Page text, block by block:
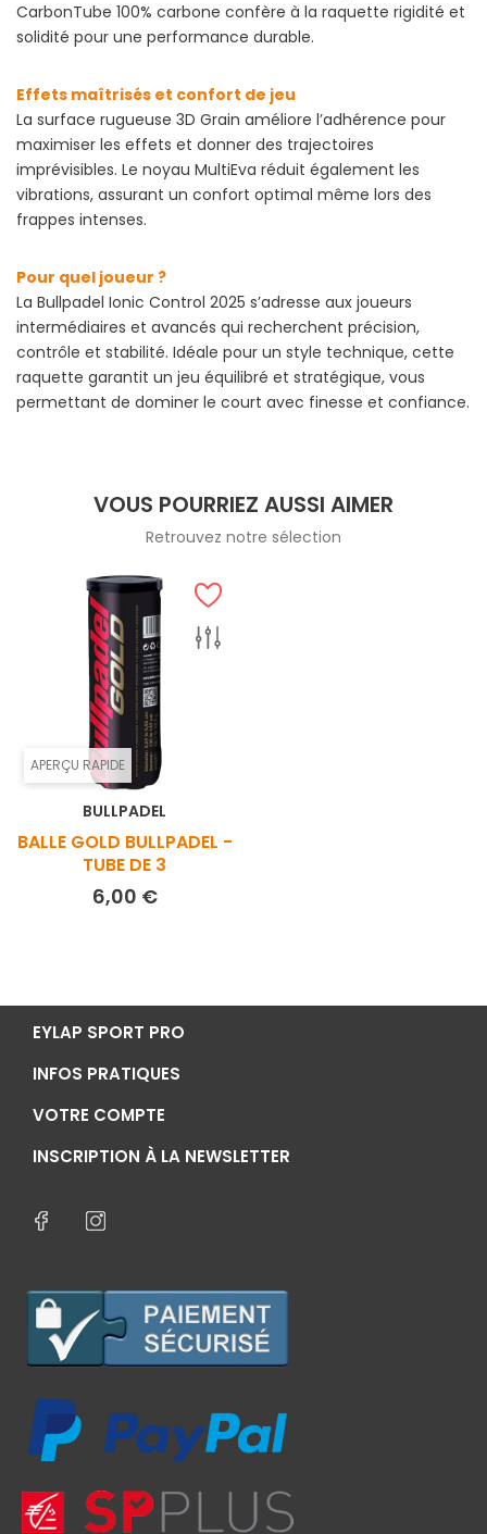
CarbonTube 100% carbone confère à la raquette rigidité et
solidité pour une performance durable.
Effets maîtrisés et confort de jeu
La surface rugueuse 3D Grain améliore l’adhérence pour
maximiser les effets et donner des trajectoires
imprévisibles. Le noyau MultiEva réduit également les
vibrations, assurant un confort optimal même lors des
frappes intenses.
Pour quel joueur ?
La Bullpadel Ionic Control 2025 s’adresse aux joueurs
intermédiaires et avancés qui recherchent précision,
contrôle et stabilité. Idéale pour un style technique, cette
raquette garantit un jeu équilibré et stratégique, vous
permettant de dominer le court avec finesse et confiance.
VOUS POURRIEZ AUSSI AIMER
Retrouvez notre sélection
APERÇU RAPIDE
BULLPADEL
BALLE GOLD BULLPADEL -
TUBE DE 3
6,00 €Prix
EYLAP SPORT PRO
INFOS PRATIQUES
VOTRE COMPTE
INSCRIPTION À LA NEWSLETTER